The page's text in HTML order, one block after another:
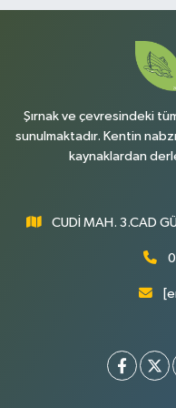
Şırnak ve çevresindeki
sunulmaktadır. Kentin
kaynaklardan
CUDİ MAH. 3.CAD